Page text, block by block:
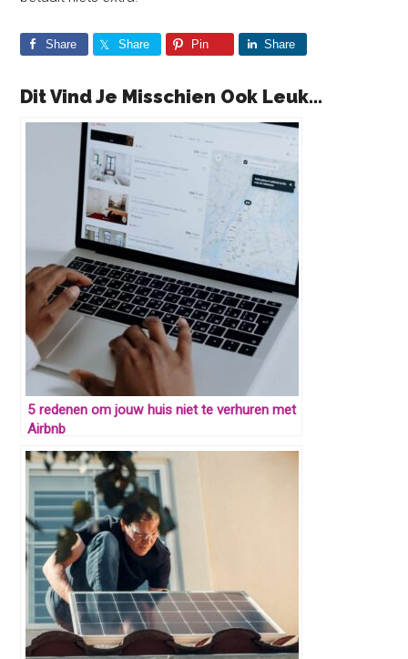
Share Share Pin Share
Dit Vind Je Misschien Ook Leuk...
5 redenen om jouw huis niet te verhuren met
Airbnb